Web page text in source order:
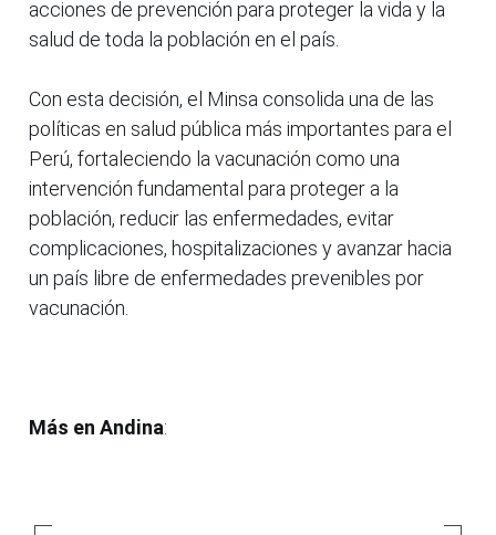
acciones de prevención para proteger la vida y la
salud de toda la población en el país.
Con esta decisión, el Minsa consolida una de las
políticas en salud pública más importantes para el
Perú, fortaleciendo la vacunación como una
intervención fundamental para proteger a la
población, reducir las enfermedades, evitar
complicaciones, hospitalizaciones y avanzar hacia
un país libre de enfermedades prevenibles por
vacunación.
Más en Andina: